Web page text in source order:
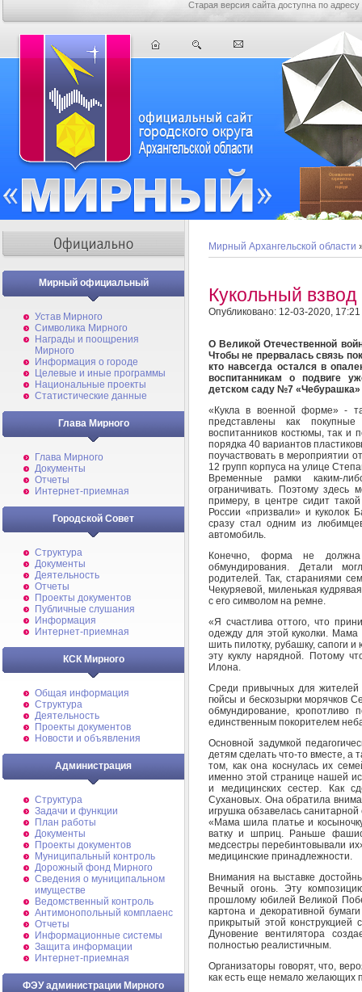
Старая версия сайта доступна по адресу
Мирный официальный
Устав Мирного
Символика Мирного
Награды и поощрения
Мирного
Информация о городе
Целевые и иные программы
Национальные проекты
Статистические данные
Глава Мирного
Глава Мирного
Документы
Отчеты
Интернет-приемная
Городской Совет
Структура
Документы
Деятельность
Отчеты
Проекты документов
Публичные слушания
Информация
Интернет-приемная
КСК Мирного
Общая информация
Структура
Деятельность
Проекты документов
Новости и объявления
Администрация
Структура
Задачи и функции
План работы
Документы
Проекты документов
Муниципальный контроль
Дорожный фонд Мирного
Cведения о муниципальном
имуществе
Ведомственный контроль
Антимонопольный комплаенс
Отчеты
Информационные системы
Защита информации
Интернет-приемная
ФЭУ администрации Мирного
Мирный Архангельской области
Кукольный взвод
Опубликовано: 12-03-2020, 17:21
О Великой Отечественной
Чтобы не прервалась связь
кто навсегда остался в
воспитанникам о подвиге
детском саду №7 «Чебурашка»
«Кукла в военной форме» -
представлены как
воспитанников костюмы, так и
порядка 40 вариантов
поучаствовать в мероприятии
12 групп корпуса на улице
Временные рамки каким-
ограничивать. Поэтому
примеру, в центре сидит
России «призвали» и
сразу стал одним из
автомобиль.
Конечно, форма не должна
обмундирования. Детали
родителей. Так, стараниями
Чекуряевой, миленькая
с его символом на ремне.
«Я счастлива оттого, что
одежду для этой куколки.
шить пилотку, рубашку, сапоги
эту куклу нарядной. Потому
Илона.
Среди привычных для
гюйсы и бескозырки морячков
обмундирование, кропотливо
единственным покорителем
Основной задумкой
детям сделать что-то вместе, а
том, как она коснулась их
именно этой странице нашей
и медицинских сестер. Как
Сухановых. Она обратила
игрушка обзавелась
«Мама шила платье и
ватку и шприц. Раньше
медсестры перебинтовывали
медицинские принадлежности.
Внимания на выставке
Вечный огонь. Эту
прошлому юбилей Великой
картона и декоративной
прикрытый этой конструкцией
Дуновение вентилятора
полностью реалистичным.
Организаторы говорят, что,
как есть еще немало желающих